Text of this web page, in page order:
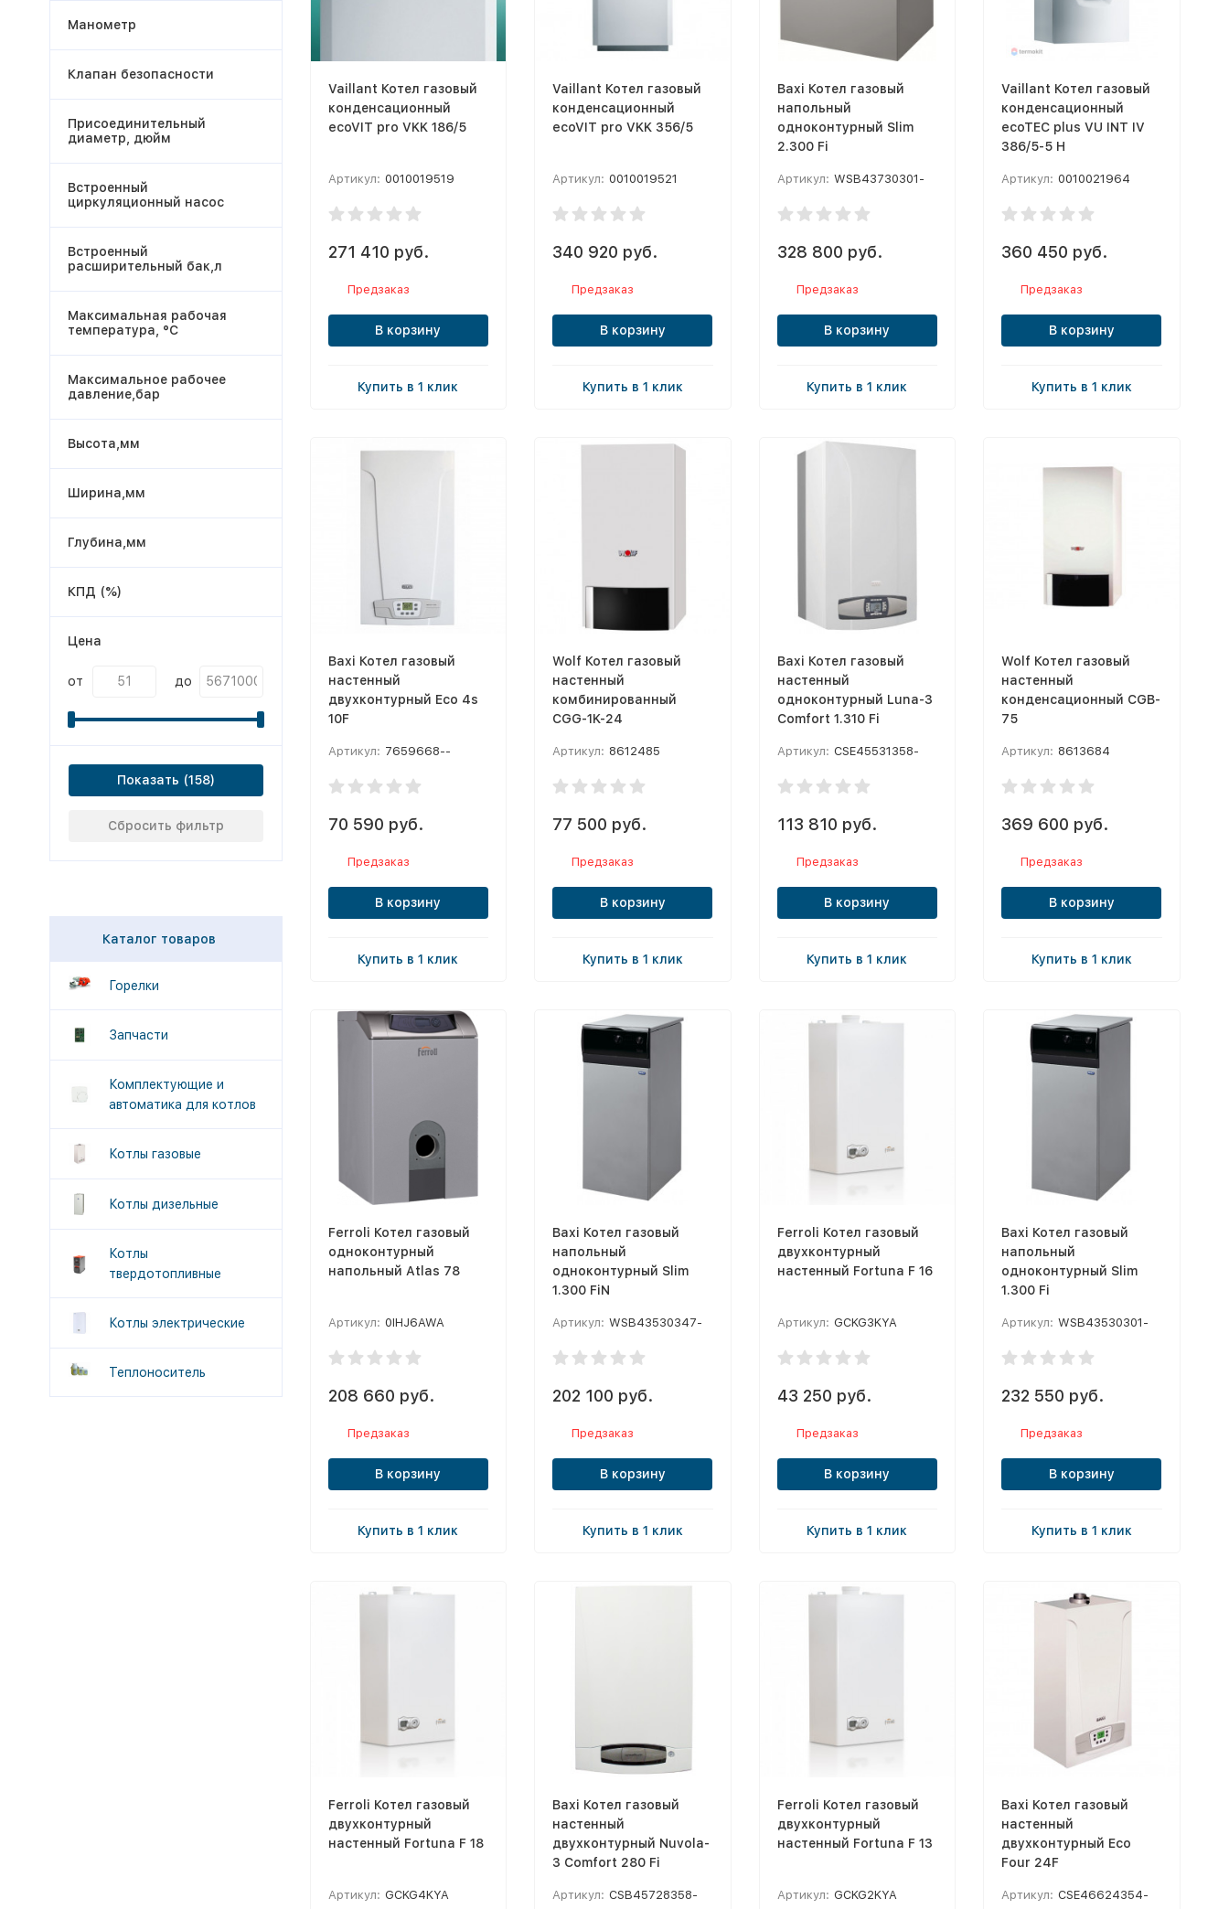
Vaillant Котел газовый
конденсационный
ecoVIT pro VKK 186/5
Артикул: 0010019519
271 410 руб.
Предзаказ
В корзину
Купить в 1 клик
Vaillant Котел газовый
конденсационный
ecoVIT pro VKK 356/5
Артикул: 0010019521
340 920 руб.
Предзаказ
В корзину
Купить в 1 клик
Baxi Котел газовый
напольный
oдноконтурный Slim
2.300 Fi
Артикул: WSB43730301-
328 800 руб.
Предзаказ
В корзину
Купить в 1 клик
Vaillant Котел газовый
конденсационный
ecoTEC plus VU INT IV
386/5-5 H
Артикул: 0010021964
360 450 руб.
Предзаказ
В корзину
Купить в 1 клик
Baxi Котел газовый
настенный
двухконтурный Eco 4s
10F
Артикул: 7659668--
70 590 руб.
Предзаказ
В корзину
Купить в 1 клик
Wolf Котел газовый
настенный
комбинированный
CGG-1K-24
Артикул: 8612485
77 500 руб.
Предзаказ
В корзину
Купить в 1 клик
Baxi Котел газовый
настенный
одноконтурный Luna-3
Comfort 1.310 Fi
Артикул: CSE45531358-
113 810 руб.
Предзаказ
В корзину
Купить в 1 клик
Wolf Котел газовый
настенный
конденсационный CGB-
75
Артикул: 8613684
369 600 руб.
Предзаказ
В корзину
Купить в 1 клик
Ferroli Котел газовый
одноконтурный
напольный Atlas 78
Артикул: 0IHJ6AWA
208 660 руб.
Предзаказ
В корзину
Купить в 1 клик
Baxi Котел газовый
напольный
oдноконтурный Slim
1.300 FiN
Артикул: WSB43530347-
202 100 руб.
Предзаказ
В корзину
Купить в 1 клик
Ferroli Котел газовый
двухконтурный
настенный Fortuna F 16
Артикул: GCKG3KYA
43 250 руб.
Предзаказ
В корзину
Купить в 1 клик
Baxi Котел газовый
напольный
oдноконтурный Slim
1.300 Fi
Артикул: WSB43530301-
232 550 руб.
Предзаказ
В корзину
Купить в 1 клик
Ferroli Котел газовый
двухконтурный
настенный Fortuna F 18
Артикул: GCKG4KYA
Baxi Котел газовый
настенный
двухконтурный Nuvola-
3 Comfort 280 Fi
Артикул: CSB45728358-
Ferroli Котел газовый
двухконтурный
настенный Fortuna F 13
Артикул: GCKG2KYA
Baxi Котел газовый
настенный
двухконтурный Eco
Four 24F
Артикул: CSE46624354-
Манометр
Клапан безопасности
Присоединительный
диаметр, дюйм
Встроенный
циркуляционный насос
Встроенный
расширительный бак,л
Максимальная рабочая
температура, °С
Максимальное рабочее
давление,бар
Высота,мм
Ширина,мм
Глубина,мм
КПД (%)
Цена
от до
Показать
Сбросить фильтр
Каталог товаров
Горелки
Запчасти
Комплектующие и
автоматика для котлов
Котлы газовые
Котлы дизельные
Котлы
твердотопливные
Котлы электрические
Теплоноситель